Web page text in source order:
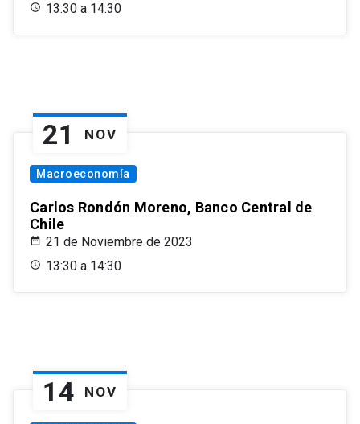
13:30 a 14:30
21 NOV
Macroeconomía
Carlos Rondón Moreno, Banco Central de
Chile
21 de Noviembre de 2023
13:30 a 14:30
14 NOV